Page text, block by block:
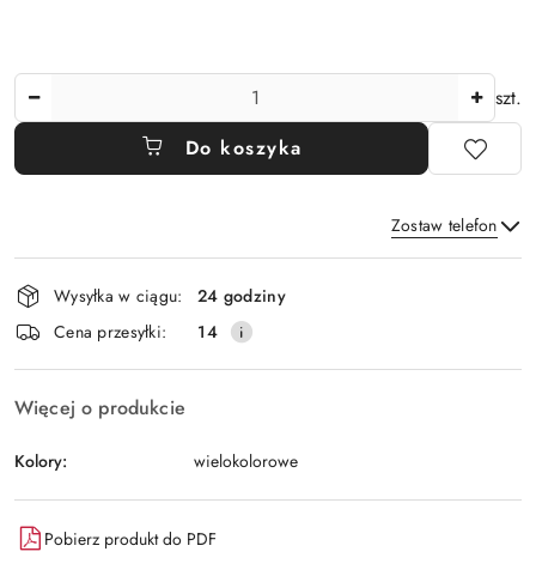
szt.
Do koszyka
Zostaw telefon
Wyślij
Dostępność
i
dostawa
Wysyłka w ciągu:
24 godziny
Cena przesyłki:
14
Więcej o produkcie
Kolory: wielokolorowe
Pobierz produkt do PDF